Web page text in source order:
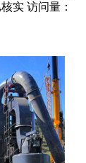
实 访问量：